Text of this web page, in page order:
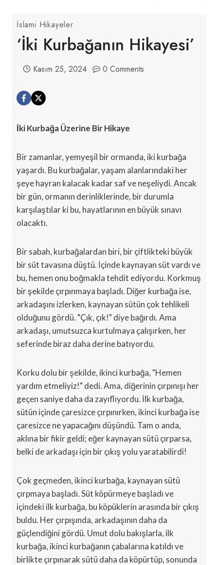
İslami Hikayeler
‘İki Kurbağanın Hikayesi’
Kasım 25, 2024 0 Comments
İki Kurbağa Üzerine Bir Hikaye
Bir zamanlar, yemyeşil bir ormanda, iki kurbağa
yaşardı. Bu kurbağalar, yaşam alanlarındaki her
şeye hayran kalacak kadar saf ve neşeliydi. Ancak
bir gün, ormanın derinliklerinde, bir durumla
karşılaştılar ki bu, hayatlarının en büyük sınavı
olacaktı.
Bir sabah, kurbağalardan biri, bir çiftlikteki büyük
bir süt tavasına düştü. İçinde kaynayan süt vardı ve
bu, hemen onu boğmakla tehdit ediyordu. Korkmuş
bir şekilde çırpınmaya başladı. Diğer kurbağa ise,
arkadaşını izlerken, kaynayan sütün çok tehlikeli
olduğunu gördü. "Çık, çık!" diye bağırdı. Ama
arkadaşı, umutsuzca kurtulmaya çalışırken, her
seferinde biraz daha derine batıyordu.
Korku dolu bir şekilde, ikinci kurbağa, "Hemen
yardım etmeliyiz!" dedi. Ama, diğerinin çırpınışı her
geçen saniye daha da zayıflıyordu. İlk kurbağa,
sütün içinde çaresizce çırpınırken, ikinci kurbağa ise
çaresizce ne yapacağını düşündü. Tam o anda,
aklına bir fikir geldi; eğer kaynayan sütü çırparsa,
belki de arkadaşı için bir çıkış yolu yaratabilirdi!
Çok geçmeden, ikinci kurbağa, kaynayan sütü
çırpmaya başladı. Süt köpürmeye başladı ve
içindeki ilk kurbağa, bu köpüklerin arasında bir çıkış
buldu. Her çırpışında, arkadaşının daha da
güçlendiğini gördü. Umut dolu bakışlarla, ilk
kurbağa, ikinci kurbağanın çabalarına katıldı ve
birlikte çırpınarak sütü daha da köpürtüp, sonunda